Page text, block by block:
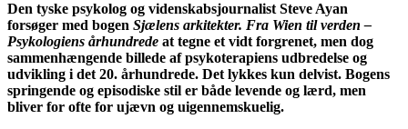
Den tyske psykolog og videnskabsjournalist Steve Ayan
forsøger med bogen Sjælens arkitekter. Fra Wien til verden –
Psykologiens århundrede at tegne et vidt forgrenet, men dog
sammenhængende billede af psykoterapiens udbredelse og
udvikling i det 20. århundrede. Det lykkes kun delvist. Bogens
springende og episodiske stil er både levende og lærd, men
bliver for ofte for ujævn og uigennemskuelig.